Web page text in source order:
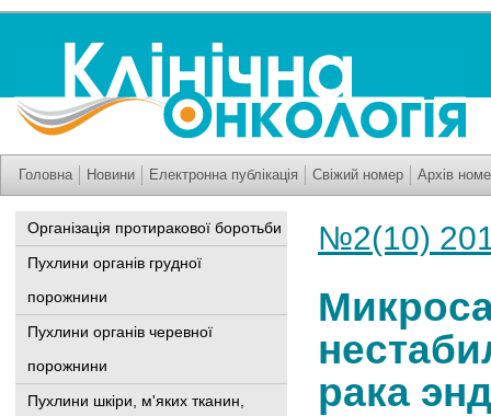
Головна Новини Електронна публікація Свіжий номер Архів
Організація протиракової боротьби
Пухлини органів грудної
порожнини
Пухлини органів черевної
порожнини
Пухлини шкіри, м'яких тканин,
№2(10)
рака